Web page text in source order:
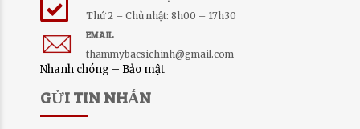
Thứ 2 – Chủ nhật: 8h00 – 17h30
EMAIL
thammybacsichinh@gmail.com
Nhanh chóng – Bảo mật
GỬI TIN NHẮN